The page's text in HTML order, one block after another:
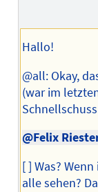
Hallo!
@all: Okay,
(war im
@Felix
[ ] Was?
alle sehen?